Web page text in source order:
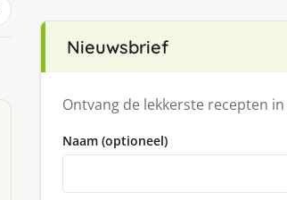
Nieuwsbrief
Ontvang de lekkerste recepten
Naam (optioneel)